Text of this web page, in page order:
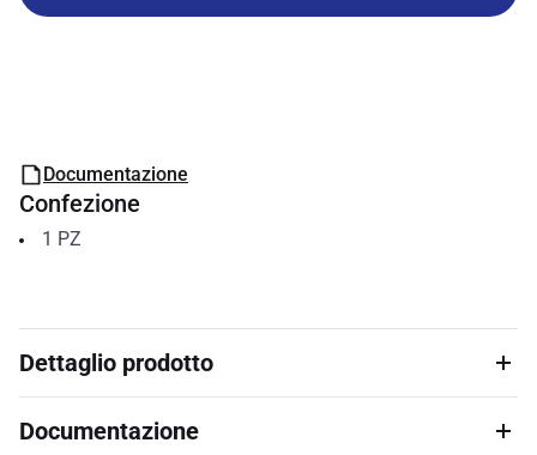
Documentazione
Confezione
1 PZ
Dettaglio prodotto
Documentazione